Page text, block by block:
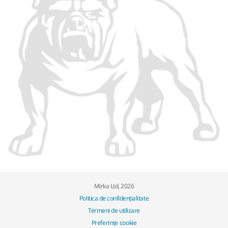
Mirka Ltd, 2026
Politica de confidențialitate
Termeni de utilizare
Preferințe cookie